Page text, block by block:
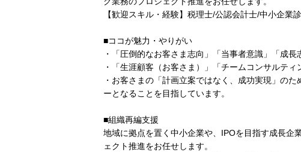
【歓迎スキル・経験】税理士/公認会計士/中小企
■ココが魅力・やりがい
・「圧倒的なお客さま志向」「当事者意識」「成
・「生涯顧客（お客さま）」「チームコンサルティ
・お客さまの「計画立案ではなく、成功実現」の
ーとなることを目指しています。
■組織再編支援
地域に拠点を置く中小企業や、IPOを目指す成長企
ェクト推進をお任せします。